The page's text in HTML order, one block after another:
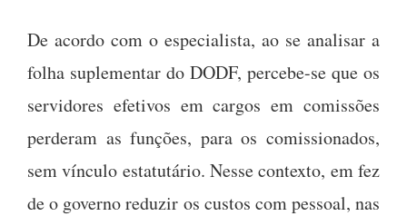
De acordo com o especialista, ao se analisar a
folha suplementar do DODF, percebe-se que os
servidores efetivos em cargos em comissões
perderam as funções, para os comissionados,
sem vínculo estatutário. Nesse contexto, em fez
de o governo reduzir os custos com pessoal, nas